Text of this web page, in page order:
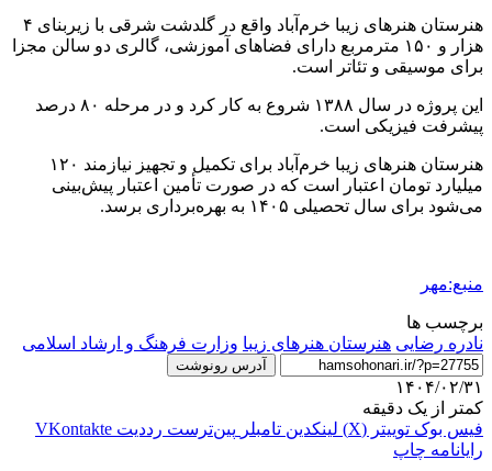
هنرستان هنرهای زیبا خرم‌آباد واقع در گلدشت
شرقی با زیربنای ۴
هزار و ۱۵۰ مترمربع دارای فضاهای آموزشی، گالری دو سالن مجزا
برای موسیقی و تئاتر است.
این پروژه در سال ۱۳۸۸ شروع به کار کرد و در مرحله ۸۰ درصد
پیشرفت فیزیکی است.
هنرستان هنرهای زیبا خرم‌آباد برای تکمیل و تجهیز نیازمند ۱۲۰
میلیارد تومان اعتبار است که در صورت تأمین اعتبار پیش‌بینی
می‌شود برای سال تحصیلی ۱۴۰۵ به بهره‌برداری برسد.
منبع:مهر
برچسب ها
نادره رضایی هنرستان هنرهای زیبا وزارت فرهنگ و ارشاد اسلامی
آدرس رونوشت
۱۴۰۴/۰۲/۳۱
کمتر از یک دقیقه
فیس بوک توییتر (X) لینکدین ‫تامبلر ‫پین‌ترست ‫رددیت ‫VKontakte
رایانامه چاپ